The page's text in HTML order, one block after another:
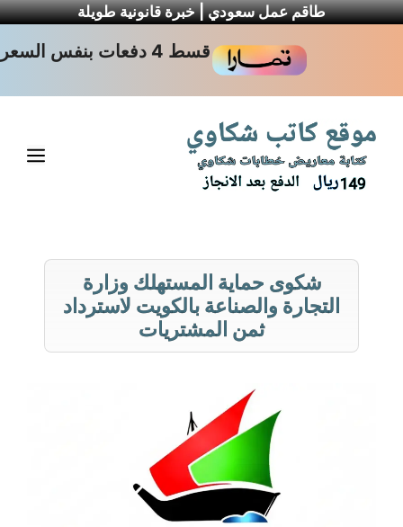
طاقم عمل سعودي | خبرة قانونية طويلة
قسط 4 دفعات بنفس السعر
شكوى حماية المستهلك وزارة
التجارة والصناعة بالكويت لاسترداد
ثمن المشتريات